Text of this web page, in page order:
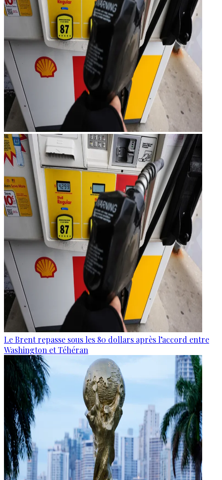
Le Brent repasse sous les 80 dollars après l’accord entre
Washington et Téhéran